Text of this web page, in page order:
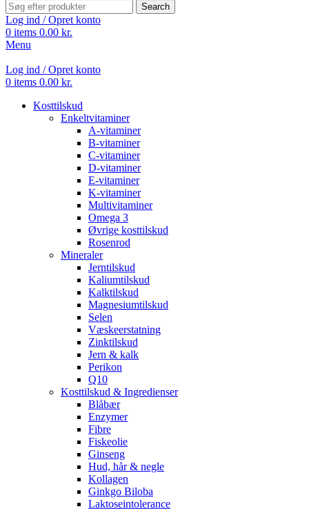
Search
Log ind / Opret konto
0 items 0.00 kr.
Menu
Log ind / Opret konto
0 items 0.00 kr.
Kosttilskud
Enkeltvitaminer
A-vitaminer
B-vitaminer
C-vitaminer
D-vitaminer
E-vitaminer
K-vitaminer
Multivitaminer
Omega 3
Øvrige kosttilskud
Rosenrod
Mineraler
Jerntilskud
Kaliumtilskud
Kalktilskud
Magnesiumtilskud
Selen
Væskeerstatning
Zinktilskud
Jern & kalk
Perikon
Q10
Kosttilskud & Ingredienser
Blåbær
Enzymer
Fibre
Fiskeolie
Ginseng
Hud, hår & negle
Kollagen
Ginkgo Biloba
Laktoseintolerance